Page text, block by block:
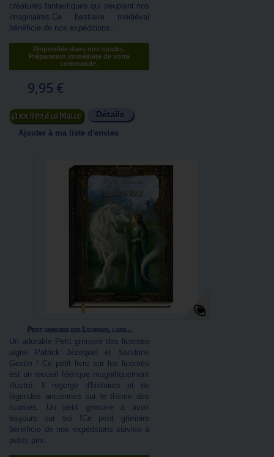
créatures fantastiques qui peuplent nos
imaginaires.Ce bestiaire médiéval
bénéficie de nos expéditions...
Disponible dans nos stocks.
Préparation immédiate de votre
commande.
9,95 €
Ajouter au panier Détails
Ajouter à ma liste d'envies
Petit grimoire des Licornes, livre...
Un adorable Petit grimoire des licornes
signé Patrick Jézéquel et Sandrine
Gestin ! Ce petit livre sur les licornes
est un recueil féerique magnifiquement
illustré. Il regorge d'histoires et de
légendes anciennes sur le thème des
licornes. Un petit grimoire à avoir
toujours sur soi !Ce petit grimoire
bénéficie de nos expéditions suivies à
petits prix.